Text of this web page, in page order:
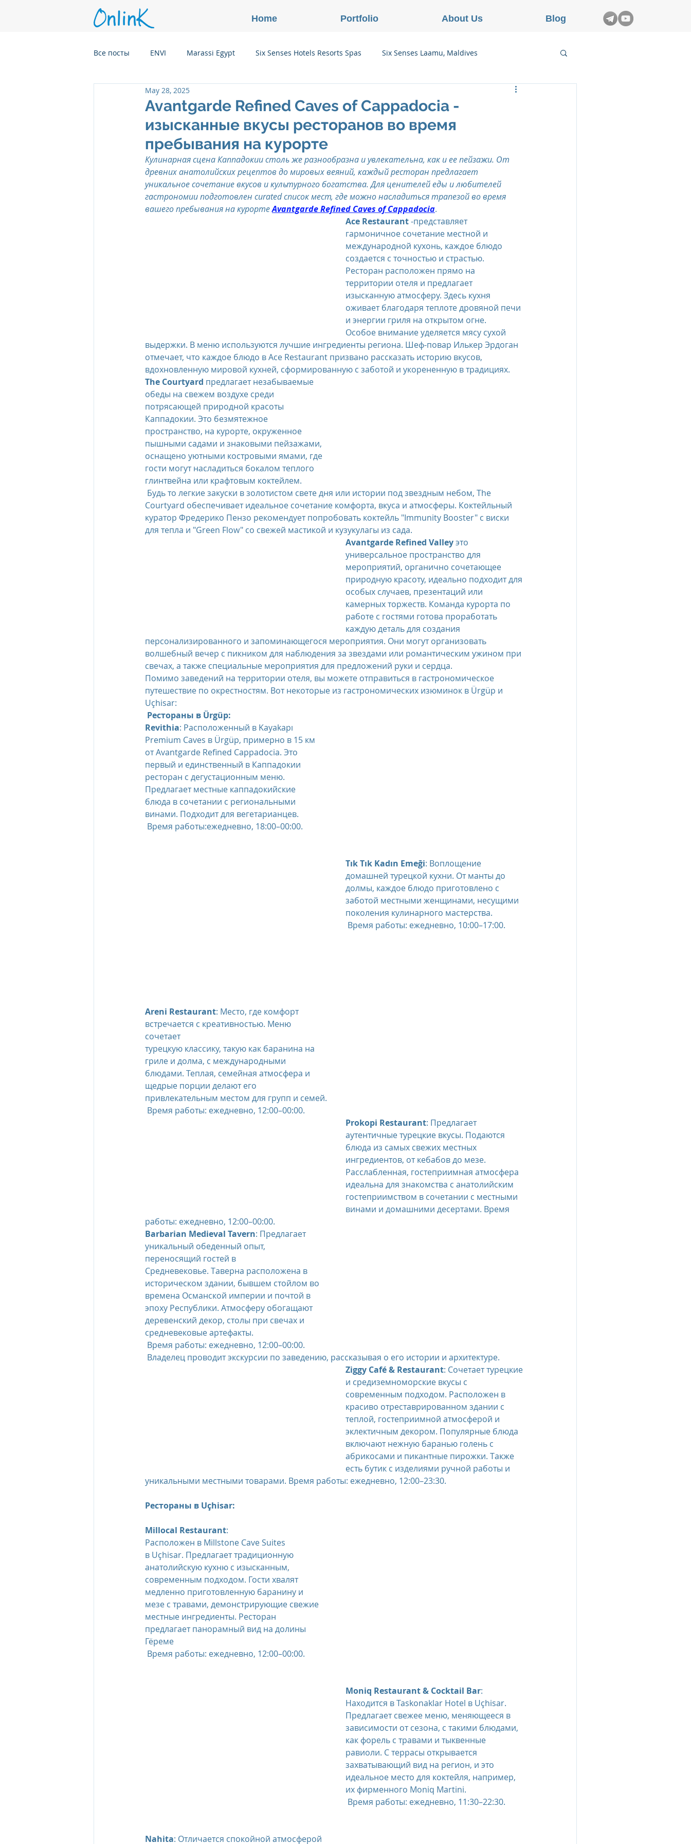
Все посты ENVI Marassi Egypt Six Senses Hotels Resorts Spas Six Senses Laamu, Maldives
Six Senses Kanuhura, Maldives
Six Senses Douro Valley, Portugal Six Senses Courchevel, France
Six Senses Rome, Italy Six Senses Zil Pasyon, Seychelles Six Senses Vana, Индия
Six Senses CransMontana Switzerland Onlink Insights Oberoi Hotels & Resorts
The Oberoi Bali, Indonesia The Oberoi Lombok, Indonesia
The Oberoi Sahl Hasheesh, Egypt The Oberoi Zahra, Egypt
The Oberoi, Marrakech Regent Bali Canggu Eclat Beijing
Al Zorah Beach Resort Sun Resorts
Avantgarde Refined Caves of Cappadocia -
изысканные вкусы ресторанов во время
пребывания на курорте
May 28, 2025
Кулинарная сцена Каппадокии столь же разнообразна и увлекательна, как и ее пейзажи. От
древних анатолийских рецептов до мировых веяний, каждый ресторан предлагает
уникальное сочетание вкусов и культурного богатства. Для ценителей еды и любителей
гастрономии подготовлен curated список мест, где можно насладиться трапезой во время
вашего пребывания на курорте Avantgarde Refined Caves of Cappadocia.
Ace Restaurant -представляет
гармоничное сочетание местной и
международной кухонь, каждое блюдо
создается с точностью и страстью.
Ресторан расположен прямо на
территории отеля и предлагает
изысканную атмосферу. Здесь кухня
оживает благодаря теплоте дровяной печи
и энергии гриля на открытом огне.
Особое внимание уделяется мясу сухой
выдержки. В меню используются лучшие ингредиенты региона. Шеф-повар Илькер Эрдоган
отмечает, что каждое блюдо в Ace Restaurant призвано рассказать историю вкусов,
вдохновленную мировой кухней, сформированную с заботой и укорененную в традициях.
The Courtyard предлагает незабываемые
обеды на свежем воздухе среди
потрясающей природной красоты
Каппадокии. Это безмятежное
пространство, на курорте, окруженное
пышными садами и знаковыми пейзажами,
оснащено уютными костровыми ямами, где
гости могут насладиться бокалом теплого
глинтвейна или крафтовым коктейлем.
Courtyard обеспечивает идеальное сочетание комфорта, вкуса и атмосферы. Коктейльный
куратор Фредерико Пензо рекомендует попробовать коктейль "Immunity Booster" с виски
для тепла и "Green Flow" со свежей мастикой и кузукулагы из сада.
Avantgarde Refined Valley это
универсальное пространство для
мероприятий, органично сочетающее
природную красоту, идеально подходит для
особых случаев, презентаций или
камерных торжеств. Команда курорта по
работе с гостями готова проработать
каждую деталь для создания
персонализированного и запоминающегося мероприятия. Они могут организовать
волшебный вечер с пикником для наблюдения за звездами или романтическим ужином при
свечах, а также специальные мероприятия для предложений руки и сердца.
Помимо заведений на территории отеля, вы можете отправиться в гастрономическое
путешествие по окрестностям. Вот некоторые из гастрономических изюминок в Ürgüp и
Uçhisar:
Рестораны в Ürgüp:
Revithia: Расположенный в Kayakapı
Premium Caves в Ürgüp, примерно в 15 км
от Avantgarde Refined Cappadocia. Это
первый и единственный в Каппадокии
ресторан с дегустационным меню.
Предлагает местные каппадокийские
блюда в сочетании с региональными
винами. Подходит для вегетарианцев.
Время работы:ежедневно, 18:00–00:00.
Tık Tık Kadın Emeği: Воплощение
домашней турецкой кухни. От манты до
долмы, каждое блюдо приготовлено с
заботой местными женщинами, несущими
поколения кулинарного мастерства.
Время работы: ежедневно, 10:00–17:00.
Areni Restaurant: Место, где комфорт
встречается с креативностью. Меню
сочетает
турецкую классику, такую как баранина на
гриле и долма, с международными
блюдами. Теплая, семейная атмосфера и
щедрые порции делают его
привлекательным местом для групп и семей.
Время работы: ежедневно, 12:00–00:00.
Prokopi Restaurant: Предлагает
аутентичные турецкие вкусы. Подаются
блюда из самых свежих местных
ингредиентов, от кебабов до мезе.
Расслабленная, гостеприимная атмосфера
идеальна для знакомства с анатолийским
гостеприимством в сочетании с местными
винами и домашними десертами. Время
работы: ежедневно, 12:00–00:00.
Barbarian Medieval Tavern: Предлагает
уникальный обеденный опыт,
переносящий гостей в
Средневековье. Таверна расположена в
историческом здании, бывшем стойлом во
времена Османской империи и почтой в
эпоху Республики. Атмосферу обогащают
деревенский декор, столы при свечах и
средневековые артефакты.
Время работы: ежедневно, 12:00–00:00.
Владелец проводит экскурсии по заведению, рассказывая о его истории и архитектуре.
Ziggy Café & Restaurant: Сочетает турецкие
и средиземноморские вкусы с
современным подходом. Расположен в
красиво отреставрированном здании с
теплой, гостеприимной атмосферой и
эклектичным декором. Популярные блюда
включают нежную баранью голень с
абрикосами и пикантные пирожки. Также
есть бутик с изделиями ручной работы и
уникальными местными товарами. Время работы: ежедневно, 12:00–23:30.
Рестораны в Uçhisar:
Millocal Restaurant:
Расположен в Millstone Cave Suites
в Uçhisar. Предлагает традиционную
анатолийскую кухню с изысканным,
современным подходом. Гости хвалят
медленно приготовленную баранину и
мезе с травами, демонстрирующие свежие
местные ингредиенты. Ресторан
предлагает панорамный вид на долины
Гёреме
Время работы: ежедневно, 12:00–00:00.
Moniq Restaurant & Cocktail Bar:
Находится в Taskonaklar Hotel в Uçhisar.
Предлагает свежее меню, меняющееся в
зависимости от сезона, с такими блюдами,
как форель с травами и тыквенные
равиоли. С террасы открывается
захватывающий вид на регион, и это
идеальное место для коктейля, например,
их фирменного Moniq Martini.
Время работы: ежедневно, 11:30–22:30.
Nahita: Отличается спокойной атмосферой
Home Portfolio About Us Blog